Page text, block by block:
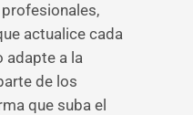
actualice cada
adapte a la
de los
que suba el